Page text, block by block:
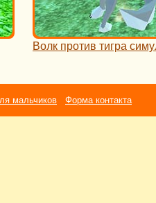
Волк против тигра
мальчиков Форма контакта